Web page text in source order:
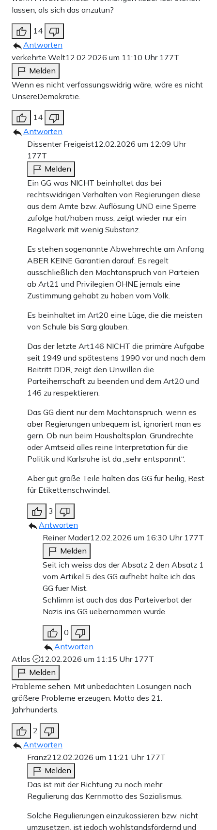
lassen, als sich das anzutun?
14
Antworten
verkehrte Welt12.02.2026 um 11:10 Uhr 177T
Melden
Wenn es nicht verfassungswidrig wäre, wäre es nicht
UnsereDemokratie.
14
Antworten
Dissenter Freigeist12.02.2026 um 12:09 Uhr
177T
Melden
Ein GG was NICHT beinhaltet das bei
rechtswidrigen Verhalten von Regierungen diese
aus dem Amte bzw. Auflösung UND eine Sperre
zufolge hat/haben muss, zeigt wieder nur ein
Regelwerk mit wenig Substanz.
Es stehen sogenannte Abwehrrechte am Anfang
ABER KEINE Garantien darauf. Es regelt
ausschließlich den Machtanspruch von Parteien
ab Art21 und Privilegien OHNE jemals eine
Zustimmung gehabt zu haben vom Volk.
Es beinhaltet im Art20 eine Lüge, die die meisten
von Schule bis Sarg glauben.
Das der letzte Art146 NICHT die primäre Aufgabe
seit 1949 und spätestens 1990 vor und nach dem
Beitritt DDR, zeigt den Unwillen die
Parteiherrschaft zu beenden und dem Art20 und
146 zu respektieren.
Das GG dient nur dem Machtanspruch, wenn es
aber Regierungen unbequem ist, ignoriert man es
gern. Ob nun beim Haushaltsplan, Grundrechte
oder Amtseid alles reine Interpretation für die
Politik und Karlsruhe ist da „sehr entspannt“.
Aber gut große Teile halten das GG für heilig, Rest
für Etikettenschwindel.
3
Antworten
Reiner Mader12.02.2026 um 16:30 Uhr 177T
Melden
Seit ich weiss das der Absatz 2 den Absatz 1
vom Artikel 5 des GG aufhebt halte ich das
GG fuer Mist.
Schlimm ist auch das das Parteiverbot der
Nazis ins GG uebernommen wurde.
0
Antworten
Atlas
12.02.2026 um 11:15 Uhr 177T
Melden
Probleme sehen. Mit unbedachten Lösungen noch
größere Probleme erzeugen. Motto des 21.
Jahrhunderts.
2
Antworten
Franz212.02.2026 um 11:21 Uhr 177T
Melden
Das ist mit der Richtung zu noch mehr
Regulierung das Kernmotto des Sozialismus.
Solche Regulierungen einzukassieren bzw. nicht
umzusetzen, ist jedoch wohlstandsfördernd und